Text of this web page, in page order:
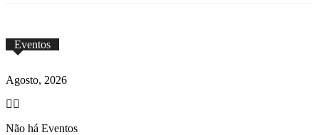
Eventos
Agosto, 2026
Não há Eventos